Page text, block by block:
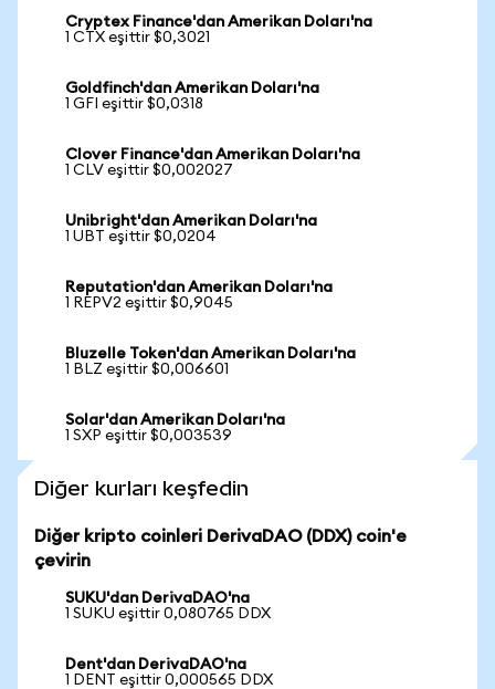
Cryptex Finance'dan Amerikan Doları'na
1 CTX eşittir $0,3021
Goldfinch'dan Amerikan Doları'na
1 GFI eşittir $0,0318
Clover Finance'dan Amerikan Doları'na
1 CLV eşittir $0,002027
Unibright'dan Amerikan Doları'na
1 UBT eşittir $0,0204
Reputation'dan Amerikan Doları'na
1 REPV2 eşittir $0,9045
Bluzelle Token'dan Amerikan Doları'na
1 BLZ eşittir $0,006601
Solar'dan Amerikan Doları'na
1 SXP eşittir $0,003539
Diğer kurları keşfedin
Diğer kripto coinleri DerivaDAO (DDX) coin'e
çevirin
SUKU'dan DerivaDAO'na
1 SUKU eşittir 0,080765 DDX
Dent'dan DerivaDAO'na
1 DENT eşittir 0,000565 DDX